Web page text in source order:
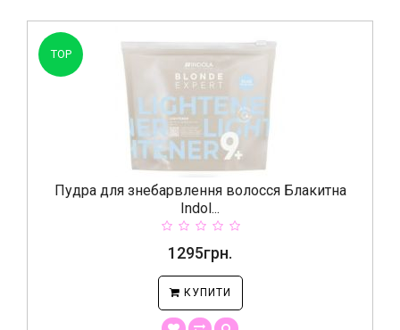
TOP
Пудра для знебарвлення волосся Блакитна
Indol...
1295грн.
КУПИТИ